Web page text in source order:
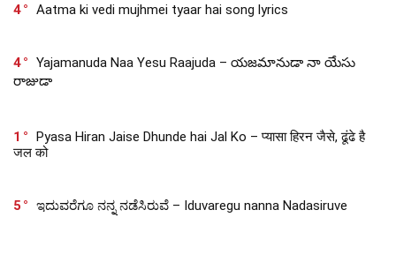
4
Aatma ki vedi mujhmei tyaar hai song lyrics
4
Yajamanuda Naa Yesu Raajuda – యజమానుడా నా యేసు
రాజుడా
1
Pyasa Hiran Jaise Dhunde hai Jal Ko – प्यासा हिरन जैसे, ढूंढे है
जल को
5 ಇದುವರೆಗೂ ನನ್ನ ನಡೆಸಿರುವೆ – Iduvaregu nanna Nadasiruve